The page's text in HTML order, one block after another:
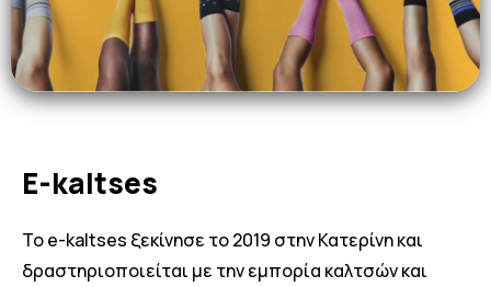
E-kaltses
Το e-kaltses ξεκίνησε το 2019 στην Κατερίνη και
δραστηριοποιείται με την εμπορία καλτσών και